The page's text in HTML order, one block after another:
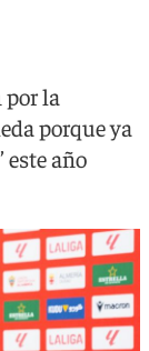
por la
porque ya
este año